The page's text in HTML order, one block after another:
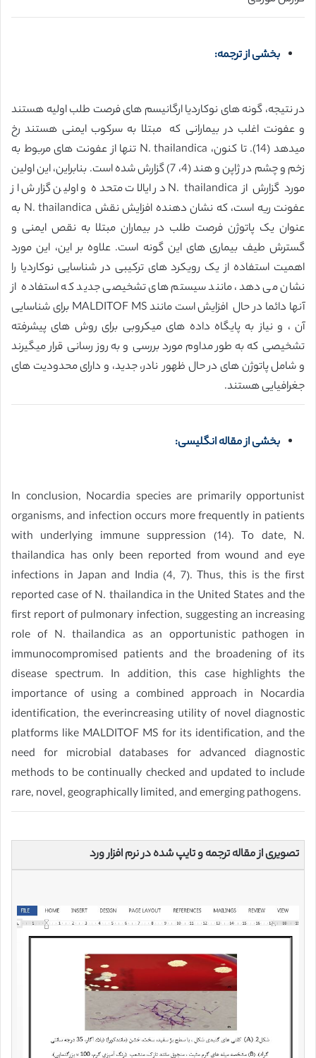
بخشی از ترجمه:
در نتیجه، گونه های نوکاردیا ارگانیسم های فرصت طلب اولیه هستند
و عفونت اغلب در بیمارانی که مبتلا به سرکوب ایمنی هستند رخ
میدهد (14). تا کنون، N. thailandica تنها از عفونت های مربوط به
زخم و چشم در ژاپن و هند (4، 7) گزارش شده است. بنابراین، این اولین
مورد گزارش از N. thailandica در ایالات متحده و اولین گزارش از
عفونت ریه است، که نشان دهنده افزایش نقش N. thailandica به
عنوان یک پاتوژن فرصت طلب در بیماران مبتلا به نقص ایمنی و
گسترش طیف بیماری های این گونه است. علاوه بر این، این مورد
اهمیت استفاده از یک رویکرد های ترکیبی در شناسایی نوکاردیا را
نشان می دهد، مانند سیستم های تشخیصی جدید که استفاده از
آنها دائما در حال افزایش است مانند MALDITOF MS برای شناسایی
آن ، و نیاز به پایگاه داده های میکروبی برای روش های پیشرفته
تشخیصی که به طور مداوم مورد بررسی و به روز رسانی قرار میگیرند
و شامل پاتوژن های در حال ظهور نادر، جدید، و دارای محدودیت های
جغرافیایی هستند.
بخشی از مقاله انگلیسی:
In conclusion, Nocardia species are primarily opportunist
organisms, and infection occurs more frequently in patients
with underlying immune suppression (14). To date, N.
thailandica has only been reported from wound and eye
infections in Japan and India (4, 7). Thus, this is the first
reported case of N. thailandica in the United States and the
first report of pulmonary infection, suggesting an increasing
role of N. thailandica as an opportunistic pathogen in
immunocompromised patients and the broadening of its
disease spectrum. In addition, this case highlights the
importance of using a combined approach in Nocardia
identification, the ever­increasing utility of novel diagnostic
platforms like MALDI­TOF MS for its identification, and the
need for microbial databases for advanced diagnostic
methods to be continually checked and updated to include
rare, novel, geographically limited, and emerging pathogens.
تصویری از مقاله ترجمه و تایپ شده در نرم افزار ورد